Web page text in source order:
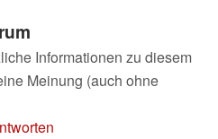
Informationen zu diesem
Meinung (auch ohne